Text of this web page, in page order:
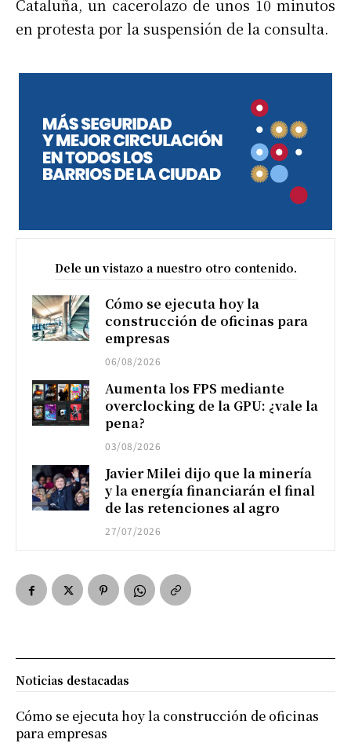
Cataluña, un cacerolazo de unos 10 minutos
en protesta por la suspensión de la consulta.
Dele un vistazo a nuestro otro contenido.
Cómo se ejecuta hoy la
construcción de oficinas para
empresas
06/08/2026
Aumenta los FPS mediante
overclocking de la GPU: ¿vale la
pena?
03/08/2026
Javier Milei dijo que la minería
y la energía financiarán el final
de las retenciones al agro
27/07/2026
Noticias destacadas
Cómo se ejecuta hoy la construcción de oficinas
para empresas